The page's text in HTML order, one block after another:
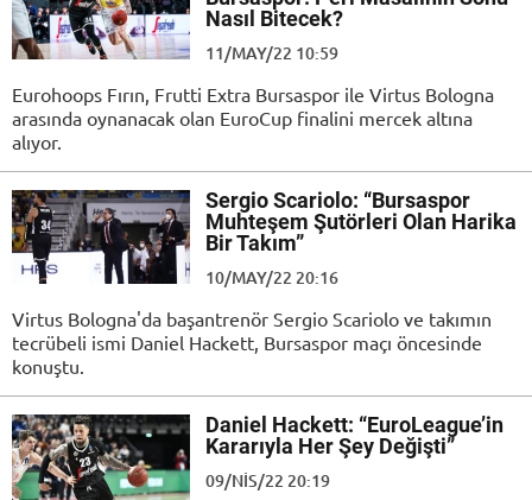
Nasıl Bitecek?
11/MAY/22 10:59
Eurohoops Fırın, Frutti Extra Bursaspor ile Virtus Bologna
arasında oynanacak olan EuroCup finalini mercek altına
alıyor.
Sergio Scariolo: “Bursaspor
Muhteşem Şutörleri Olan Harika
Bir Takım”
10/MAY/22 20:16
Virtus Bologna'da başantrenör Sergio Scariolo ve takımın
tecrübeli ismi Daniel Hackett, Bursaspor maçı öncesinde
konuştu.
Daniel Hackett: “EuroLeague’in
Kararıyla Her Şey Değişti”
09/NIS/22 20:19